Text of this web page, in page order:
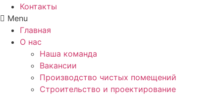
Контакты
Menu
Главная
О нас
Наша команда
Вакансии
Производство чистых помещений
Строительство и проектирование